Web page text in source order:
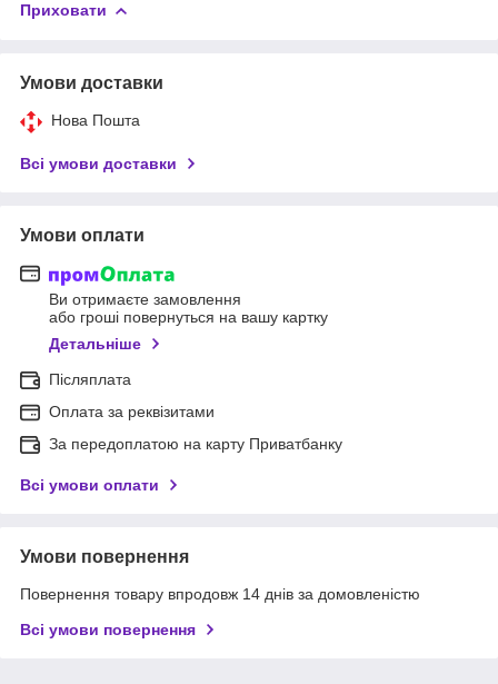
Приховати
Умови доставки
Нова Пошта
Всі умови доставки
Умови оплати
Ви отримаєте замовлення
або гроші повернуться на вашу картку
Детальніше
Післяплата
Оплата за реквізитами
За передоплатою на карту Приватбанку
Всі умови оплати
Умови повернення
Повернення товару впродовж 14 днів за домовленістю
Всі умови повернення